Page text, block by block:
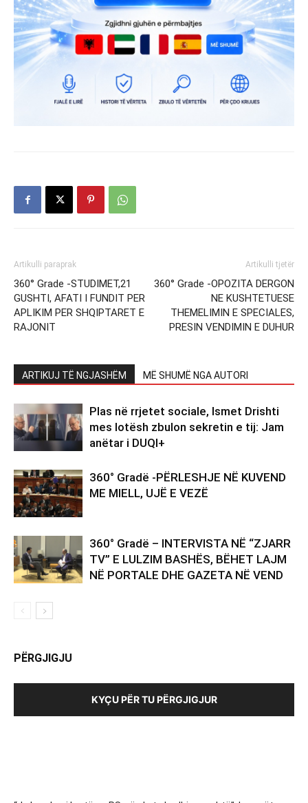
Artikulli paraprak
360° Grade -STUDIMET,21
GUSHTI, AFATI I FUNDIT PER
APLIKIM PER SHQIPTARET E
RAJONIT
Artikulli tjetër
360° Grade -OPOZITA DERGON
NE KUSHTETUESE
THEMELIMIN E SPECIALES,
PRESIN VENDIMIN E DUHUR
ARTIKUJ TË NGJASHËM MË SHUMË NGA AUTORI
Plas në rrjetet sociale, Ismet Drishti
mes lotësh zbulon sekretin e tij: Jam
anëtar i DUQI+
360° Gradë -PËRLESHJE NË KUVEND
ME MIELL, UJË E VEZË
360° Gradë – INTERVISTA NË “ZJARR
TV” E LULZIM BASHËS, BËHET LAJM
NË PORTALE DHE GAZETA NË VEND
PËRGJIGJU
KYÇU PËR TU PËRGJIGJUR